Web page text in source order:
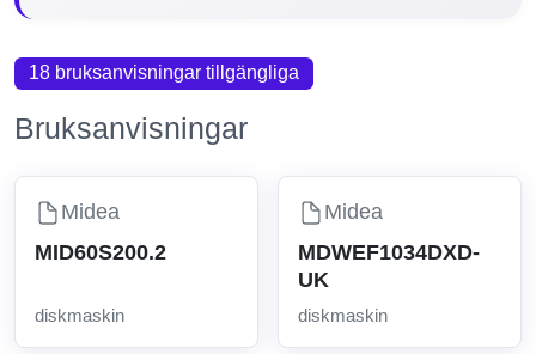
På vår sida erbjuder vi 3 manualer för populära
Midea diskmaskinsmodeller som MDF18A1AST,
MDWEF1433G och MDWEF1433D, vilket gör
det enkelt att hitta rätt information för just din
18 bruksanvisningar tillgängliga
Bruksanvisningar
Midea
MID60S200.2
diskmaskin
Midea
MDWEF1034DXD-
UK
diskmaskin